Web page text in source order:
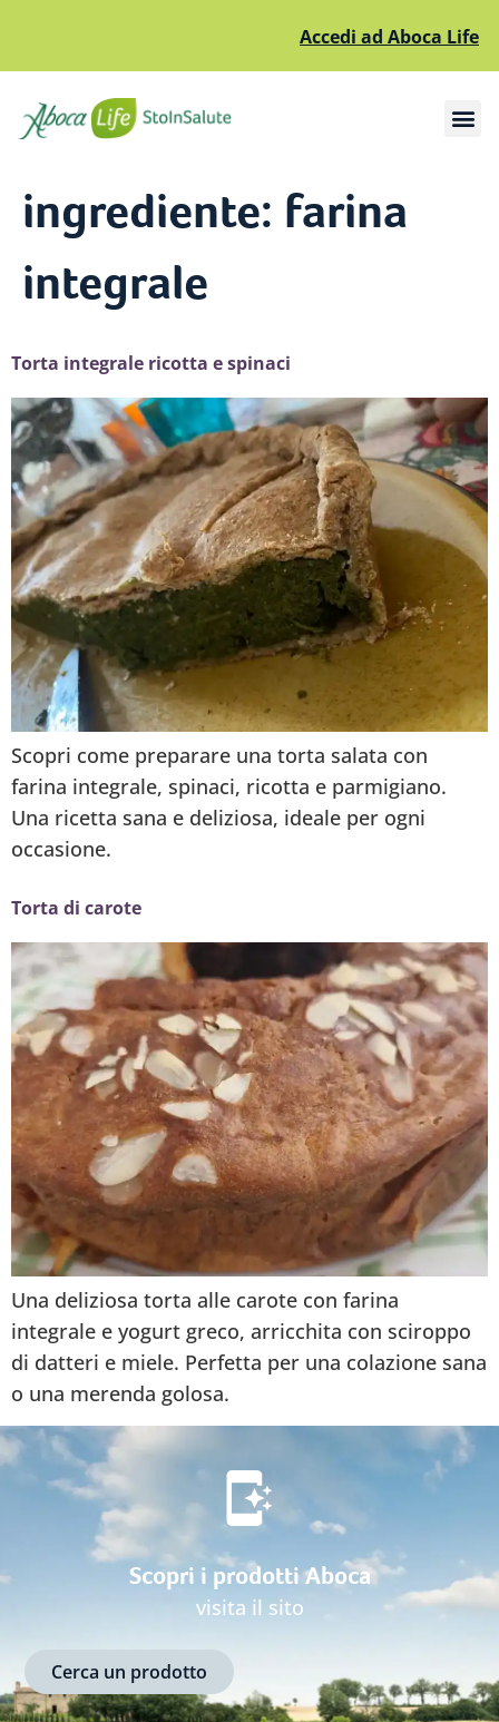
Accedi ad Aboca Life
ingrediente: farina
integrale
Torta integrale ricotta e spinaci
Scopri come preparare una torta salata con
farina integrale, spinaci, ricotta e parmigiano.
Una ricetta sana e deliziosa, ideale per ogni
occasione.
Torta di carote
Una deliziosa torta alle carote con farina
integrale e yogurt greco, arricchita con sciroppo
di datteri e miele. Perfetta per una colazione sana
o una merenda golosa.
Scopri i prodotti Aboca
visita il sito
Cerca un prodotto